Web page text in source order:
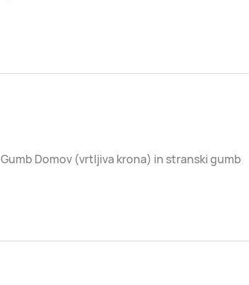
Gumb Domov (vrtljiva krona) in stranski gumb